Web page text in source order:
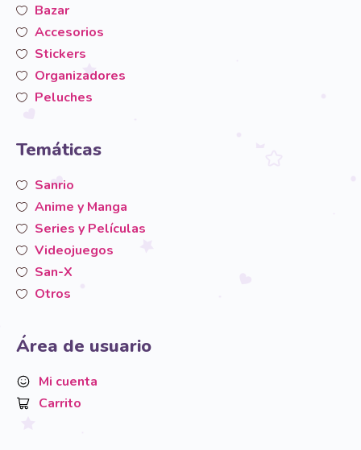
Bazar
Accesorios
Stickers
Organizadores
Peluches
Temáticas
Sanrio
Anime y Manga
Series y Películas
Videojuegos
San-X
Otros
Área de usuario
Mi cuenta
Carrito